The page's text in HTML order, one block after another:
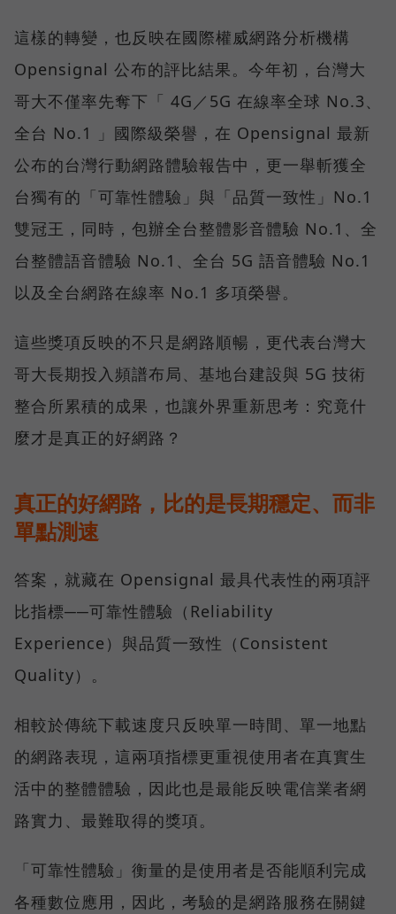
這樣的轉變，也反映在國際權威網路分析機構
Opensignal 公布的評比結果。今年初，台灣大
哥大不僅率先奪下「 4G／5G 在線率全球 No.3、
全台 No.1 」國際級榮譽，在 Opensignal 最新
公布的台灣行動網路體驗報告中，更一舉斬獲全
台獨有的「可靠性體驗」與「品質一致性」No.1
雙冠王，同時，包辦全台整體影音體驗 No.1、全
台整體語音體驗 No.1、全台 5G 語音體驗 No.1
以及全台網路在線率 No.1 多項榮譽。
這些獎項反映的不只是網路順暢，更代表台灣大
哥大長期投入頻譜布局、基地台建設與 5G 技術
整合所累積的成果，也讓外界重新思考：究竟什
麼才是真正的好網路？
真正的好網路，比的是長期穩定、而非
單點測速
答案，就藏在 Opensignal 最具代表性的兩項評
比指標──可靠性體驗（Reliability
Experience）與品質一致性（Consistent
Quality）。
相較於傳統下載速度只反映單一時間、單一地點
的網路表現，這兩項指標更重視使用者在真實生
活中的整體體驗，因此也是最能反映電信業者網
路實力、最難取得的獎項。
「可靠性體驗」衡量的是使用者是否能順利完成
各種數位應用，因此，考驗的是網路服務在關鍵